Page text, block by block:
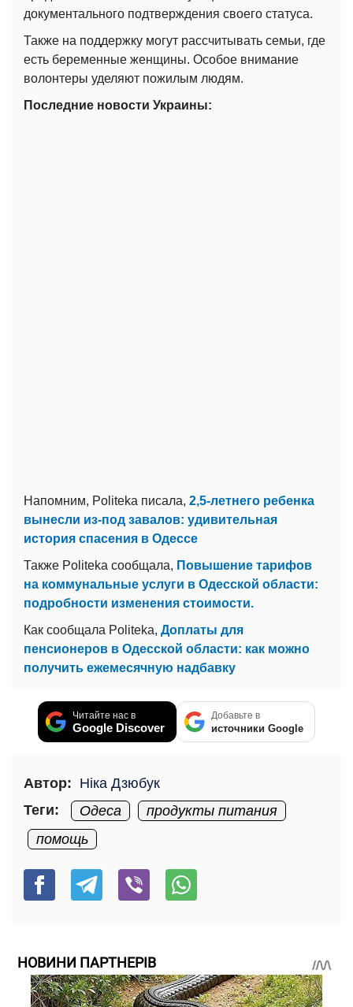
документального подтверждения своего статуса.
Также на поддержку могут рассчитывать семьи, где
есть беременные женщины. Особое внимание
волонтеры уделяют пожилым людям.
Последние новости Украины:
Напомним, Politeka писала, 2,5-летнего ребенка
вынесли из-под завалов: удивительная
история спасения в Одессе
Также Politeka сообщала, Повышение тарифов
на коммунальные услуги в Одесской области:
подробности изменения стоимости.
Как сообщала Politeka, Доплаты для
пенсионеров в Одесской области: как можно
получить ежемесячную надбавку
Читайте нас в
Google Discover
Добавьте в
источники Google
Автор: Ніка Дзюбук
Теги:
Одеса
продукты питания
помощь
НОВИНИ ПАРТНЕРІВ